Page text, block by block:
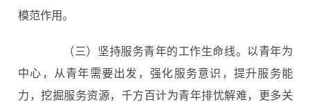
模范作用。
（三）坚持服务青年的工作生命线。以青年为
中心，从青年需要出发，强化服务意识，提升服务能
力，挖掘服务资源，千方百计为青年排忧解难，更多关